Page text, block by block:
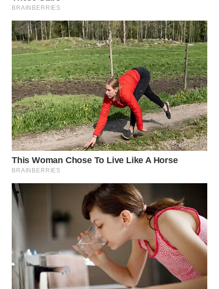
INDRAMAYU
WN
KUNINGAN
WN
MAJALENGKA
WN
SUBANG
WN
SUKABUMI
PURWAKARTA
TIMUR
WN